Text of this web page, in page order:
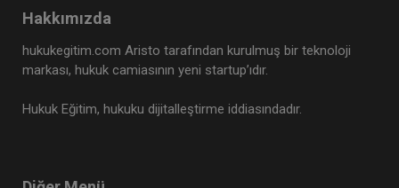
Hakkımızda
hukukegitim.com Aristo tarafından kurulmuş bir teknoloji
markası, hukuk camiasının yeni startup’ıdır.
Hukuk Eğitim, hukuku dijitalleştirme iddiasındadır.